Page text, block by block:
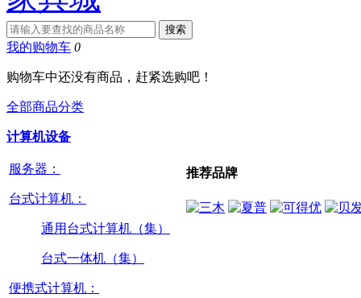
我的购物车 0
购物车中还没有商品，赶紧选购吧！
全部商品分类
计算机设备
服务器：
台式计算机：
通用台式计算机（集）
台式一体机（集）
便携式计算机：
推荐品牌